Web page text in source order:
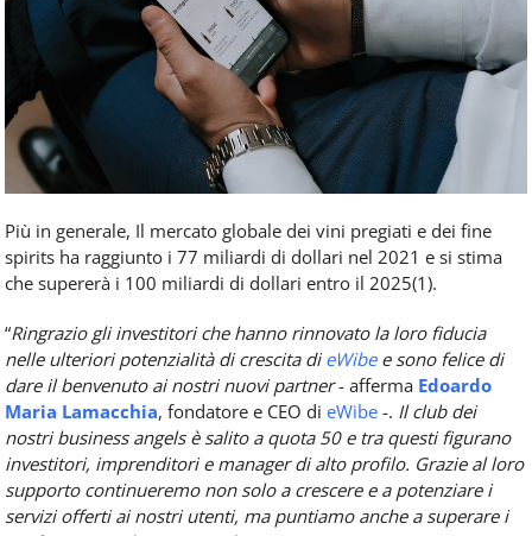
Più in generale, Il mercato globale dei vini pregiati e dei fine
spirits ha raggiunto i 77 miliardi di dollari nel 2021 e si stima
che supererà i 100 miliardi di dollari entro il 2025(1).
“Ringrazio gli investitori che hanno rinnovato la loro fiducia
nelle ulteriori potenzialità di crescita dieWibee sono felice di
dare il benvenuto ai nostri nuovi partner- afferma Edoardo
Maria Lamacchia, fondatore e CEO di eWibe -. Il club dei
nostri business angels è salito a quota 50 e tra questi figurano
investitori, imprenditori e manager di alto profilo. Grazie al loro
supporto continueremo non solo a crescere e a potenziare i
servizi offerti ai nostri utenti, ma puntiamo anche a superare i